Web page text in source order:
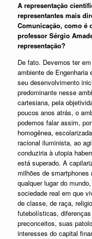
A representação
representantes mais
Comunicação, como é
professor Sérgio
representação?
De fato. Devemos ter
ambiente de
seu desenvolvimento
predominante nesse
cartesiana, pela
poucos anos atrás, o
podemos falar assim,
homogênea,
racional iluminista, ao
conduziria à utopia
está superado. A
milhões de
qualquer lugar do
sociedade real em que
de classe, de raça,
futebolísticas,
preconceitos, suas
interesses do capital